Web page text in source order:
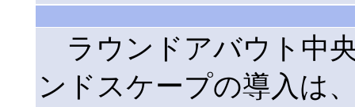
ラウンドアバウト中
ンドスケープの導入は